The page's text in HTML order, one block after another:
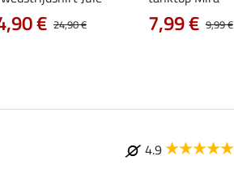
24,90 €
€ 9,99 €
7,99 €
4.9